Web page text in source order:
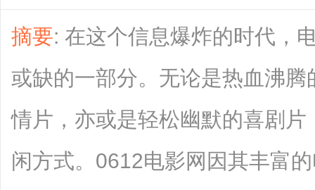
摘要: 在这个信息爆炸的时代，
或缺的一部分。无论是热血沸
情片，亦或是轻松幽默的喜剧
闲方式。0612电影网因其丰富